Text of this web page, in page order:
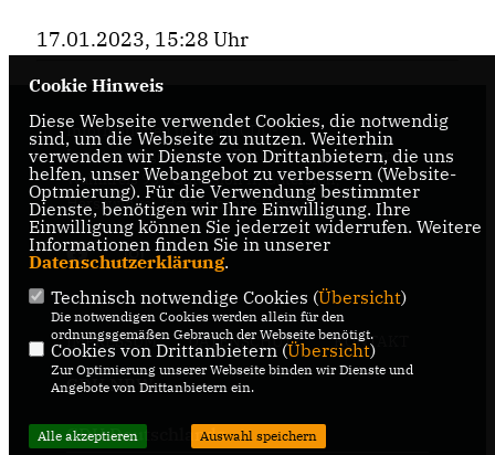
17.01.2023, 15:28 Uhr
Informationen über den CDU-
Landtagsabgeordneten Raphael Tigges für den
Wahlkreis 95 - Gütersloh II, Gütersloh,
Harsewinkel, Herzenbrock-Clarholz
IMPRESSUM DATENSCHUTZ KONTAKT
CDU NRW
CDU Deutschlands
Cookie Hinweis
Diese Webseite verwendet Cookies, die notwendig
sind, um die Webseite zu nutzen. Weiterhin
verwenden wir Dienste von Drittanbietern, die uns
helfen, unser Webangebot zu verbessern (Website-
Optmierung). Für die Verwendung bestimmter
Dienste, benötigen wir Ihre Einwilligung. Ihre
Einwilligung können Sie jederzeit widerrufen. Weitere
Informationen finden Sie in unserer
Datenschutzerklärung.
Technisch notwendige Cookies (Übersicht)
Die notwendigen Cookies werden allein für den
ordnungsgemäßen Gebrauch der Webseite benötigt.
Cookies von Drittanbietern (Übersicht)
Zur Optimierung unserer Webseite binden wir Dienste und
Angebote von Drittanbietern ein.
Alle akzeptieren Auswahl speichern